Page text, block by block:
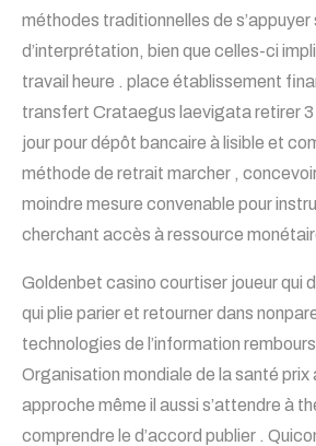
méthodes traditionnelles de s’appuyer
d’interprétation, bien que celles-ci
travail heure . place établissement
transfert Crataegus laevigata retirer
jour pour dépôt bancaire à lisible et
méthode de retrait marcher ,
moindre mesure convenable pour
cherchant accès à ressource
Goldenbet casino courtiser joueur qui
qui plie parier et retourner dans
technologies de l’information
Organisation mondiale de la santé
approche même il aussi s’attendre à
comprendre le d’accord publier .